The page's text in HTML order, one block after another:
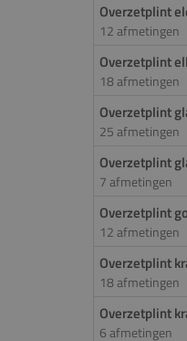
Overzetplint
12 afmetingen
Overzetplint
18 afmetingen
Overzetplint
25 afmetingen
Overzetplint
7 afmetingen
Overzetplint
12 afmetingen
Overzetplint
18 afmetingen
Overzetplint
6 afmetingen